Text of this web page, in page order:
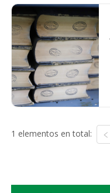
1 elementos en total: